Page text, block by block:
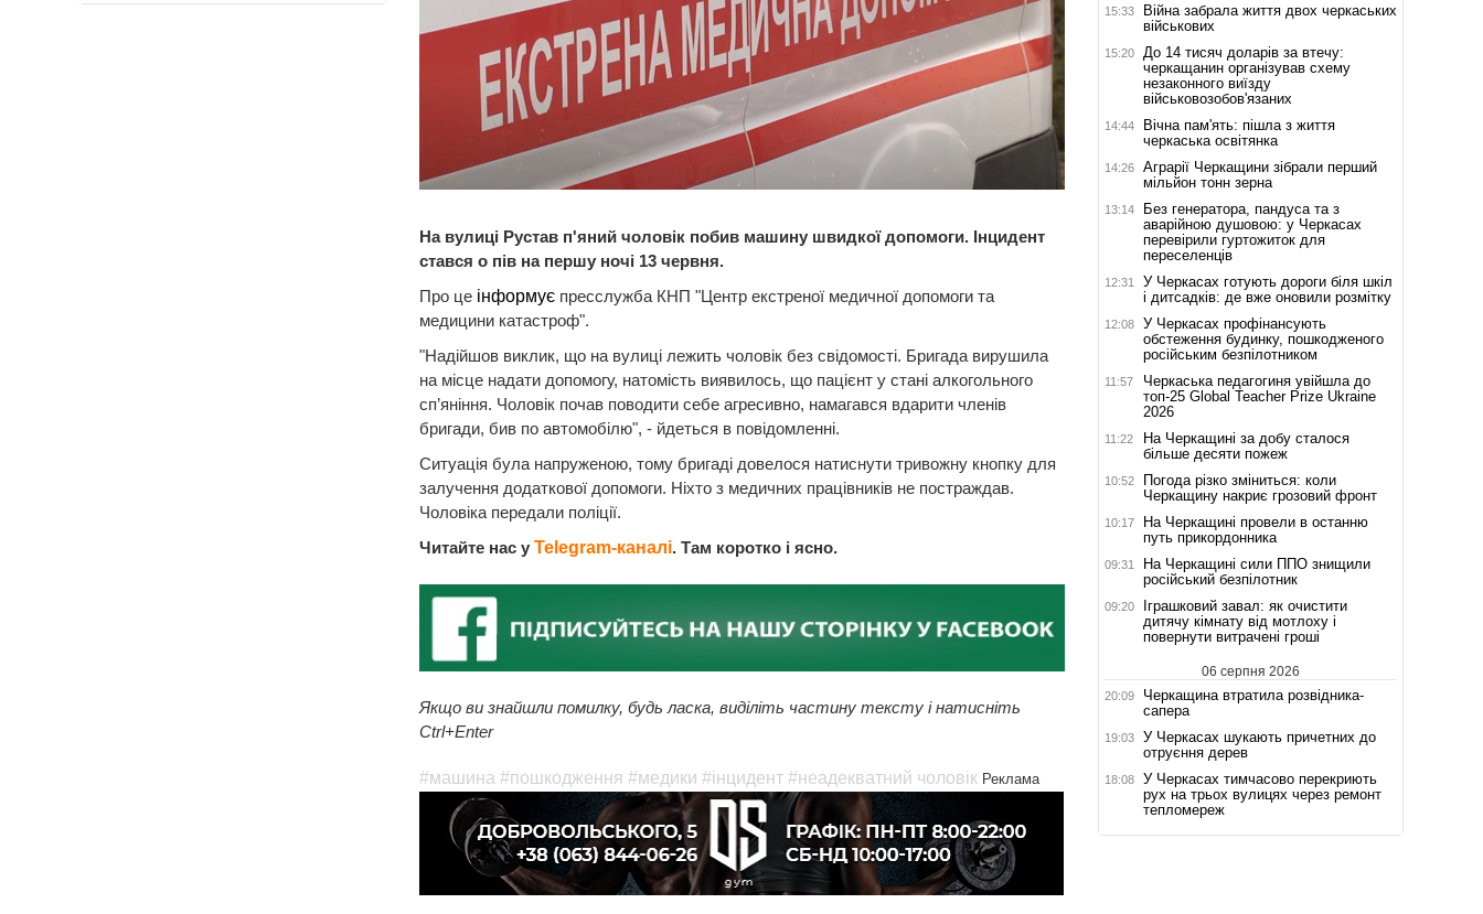
На вулиці Рустав п'яний чоловік побив машину швидкої допомоги. Інцидент
стався о пів на першу ночі 13 червня.
Про це інформуєпресслужба КНП "Центр екстреної медичної допомоги та
медицини катастроф".
"Надійшов виклик, що на вулиці лежить чоловік без свідомості. Бригада вирушила
на місце надати допомогу, натомість виявилось, що пацієнт у стані алкогольного
сп’яніння. Чоловік почав поводити себе агресивно, намагався вдарити членів
бригади, бив по автомобілю", - йдеться в повідомленні.
Ситуація була напруженою, тому бригаді довелося натиснути тривожну кнопку для
залучення додаткової допомоги. Ніхто з медичних працівників не постраждав.
Чоловіка передали поліції.
Читайте нас у Telegram-каналі. Там коротко і ясно.
Якщо ви знайшли помилку, будь ласка, виділіть частину тексту і натисніть
Ctrl+Enter
#машина #пошкодження #медики #інцидент #неадекватний чоловік Реклама
15:33
Війна забрала життя двох черкаських
військових
15:20
До 14 тисяч доларів за втечу:
черкащанин організував схему
незаконного виїзду
військовозобов'язаних
14:44
Вічна пам'ять: пішла з життя
черкаська освітянка
14:26
Аграрії Черкащини зібрали перший
мільйон тонн зерна
13:14
Без генератора, пандуса та з
аварійною душовою: у Черкасах
перевірили гуртожиток для
переселенців
12:31
У Черкасах готують дороги біля шкіл
і дитсадків: де вже оновили розмітку
12:08
У Черкасах профінансують
обстеження будинку, пошкодженого
російським безпілотником
11:57
Черкаська педагогиня увійшла до
топ-25 Global Teacher Prize Ukraine
2026
11:22
На Черкащині за добу сталося
більше десяти пожеж
10:52
Погода різко зміниться: коли
Черкащину накриє грозовий фронт
10:17
На Черкащині провели в останню
путь прикордонника
09:31
На Черкащині сили ППО знищили
російський безпілотник
09:20
Іграшковий завал: як очистити
дитячу кімнату від мотлоху і
повернути витрачені гроші
06 серпня 2026
20:09
Черкащина втратила розвідника-
сапера
19:03
У Черкасах шукають причетних до
отруєння дерев
18:08
У Черкасах тимчасово перекриють
рух на трьох вулицях через ремонт
тепломереж